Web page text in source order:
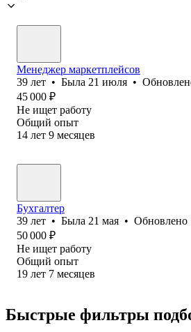
Менеджер маркетплейсов
39 лет • Была 21 июля •
45 000 ₽
Не ищет работу
Общий опыт
14 лет 9 месяцев
Бухгалтер
39 лет • Была 21 мая • Обновлено
50 000 ₽
Не ищет работу
Общий опыт
19 лет 7 месяцев
Быстрые фильтры